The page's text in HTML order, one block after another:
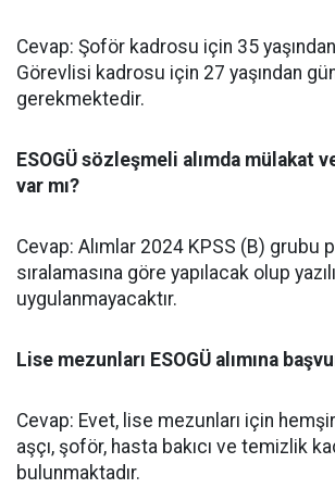
Cevap: Şoför kadrosu için 35
Görevlisi kadrosu için 27 yaşından
gerekmektedir.
ESOGÜ sözleşmeli alımda mülakat
var mı?
Cevap: Alımlar 2024 KPSS (B) grubu
sıralamasına göre yapılacak olup
uygulanmayacaktır.
Lise mezunları ESOGÜ alımına
Cevap: Evet, lise mezunları için
aşçı, şoför, hasta bakıcı ve temizlik
bulunmaktadır.